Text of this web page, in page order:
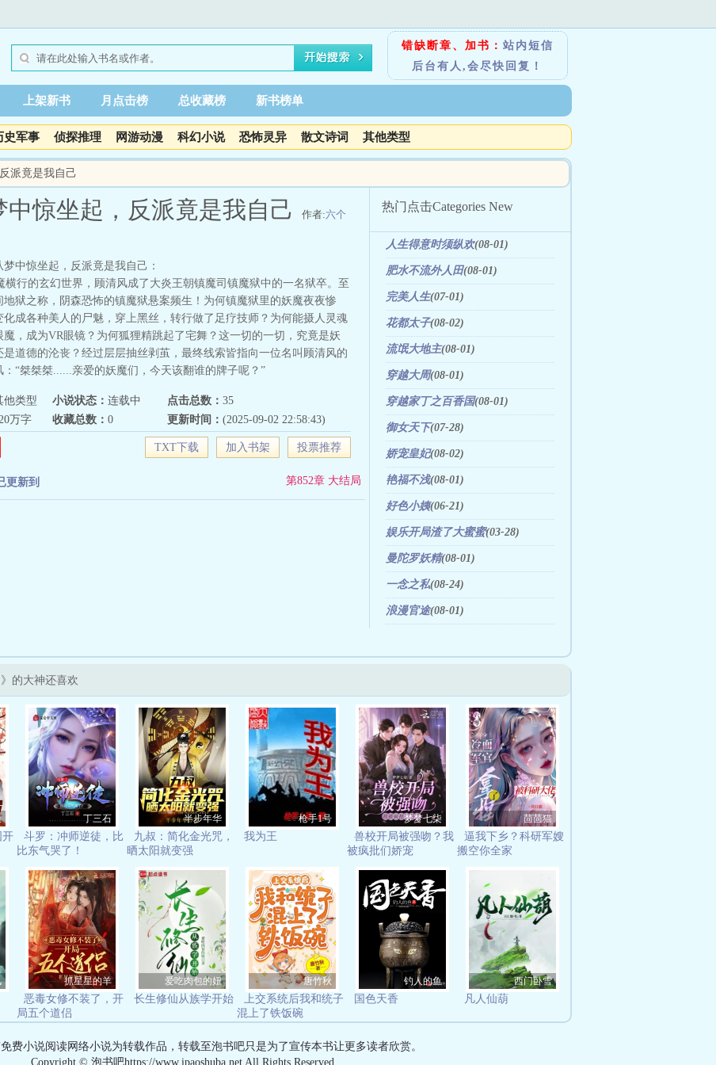
错缺断章、加书： 站内短信
后台有人,会尽快回复！
上架新书 月点击榜 总收藏榜 新书榜单
史军事 侦探推理 网游动漫 科幻小说 恐怖灵异 散文诗词 其他类型
派竟是我自己
中惊坐起，反派竟是我自己 作者:六个
梦中惊坐起，反派竟是我自己：
行的玄幻世界，顾清风成了大炎王朝镇魔司镇魔狱中的一名狱卒。至
地狱之称，阴森恐怖的镇魔狱悬案频生！为何镇魔狱里的妖魔夜夜惨
化成各种美人的尸魅，穿上黑丝，转行做了足疗技师？为何能摄人灵魂
魔，成为VR眼镜？为何狐狸精跳起了宅舞？这一切的一切，究竟是妖
是道德的沦丧？经过层层抽丝剥茧，最终线索皆指向一位名叫顾清风的
：“桀桀桀......亲爱的妖魔们，今天该翻谁的牌子呢？”
他类型 小说状态： 连载中 点击总数： 35
万字 收藏总数： 0 更新时间： (2025-09-02 22:58:43)
TXT下载 加入书架 投票推荐
更新到 第852章 大结局
热门点击Categories New
人生得意时须纵欢(08-01)
肥水不流外人田(08-01)
完美人生(07-01)
花都太子(08-02)
流氓大地主(08-01)
穿越大周(08-01)
穿越家丁之百香国(08-01)
御女天下(07-28)
娇宠皇妃(08-02)
艳福不浅(08-01)
好色小姨(06-21)
娱乐开局渣了大蜜蜜(03-28)
曼陀罗妖精(08-01)
一念之私(08-24)
浪漫官途(08-01)
的大神还喜欢
开
丁三石
斗罗：冲师逆徒，比
比东气哭了！
半步年华
九叔：简化金光咒，
晒太阳就变强
枪手1号
我为王
梦梦七柒
兽校开局被强吻？我
被疯批们娇宠
茴茴猫
逼我下乡？科研军嫂
搬空你全家
抓星星的羊
恶毒女修不装了，开
局五个道侣
爱吃肉包的妞
长生修仙从族学开始
唐竹秋
上交系统后我和统子
混上了铁饭碗
钓人的鱼
国色天香
西门卧雪
凡人仙葫
费小说阅读网络小说为转载作品，转载至泡书吧只是为了宣传本书让更多读者欣赏。
Copyright © 泡书吧https://www.ipaoshuba.net All Rights Reserved.